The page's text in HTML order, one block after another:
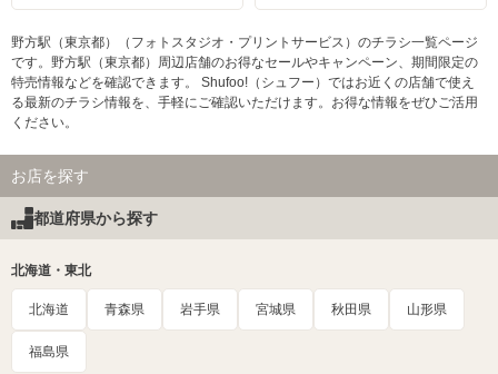
野方駅（東京都）（フォトスタジオ・プリントサービス）のチラシ一覧ページ
です。野方駅（東京都）周辺店舗のお得なセールやキャンペーン、期間限定の
特売情報などを確認できます。 Shufoo!（シュフー）ではお近くの店舗で使え
る最新のチラシ情報を、手軽にご確認いただけます。お得な情報をぜひご活用
ください。
お店を探す
都道府県から探す
北海道・東北
北海道 青森県 岩手県 宮城県 秋田県 山形県
福島県